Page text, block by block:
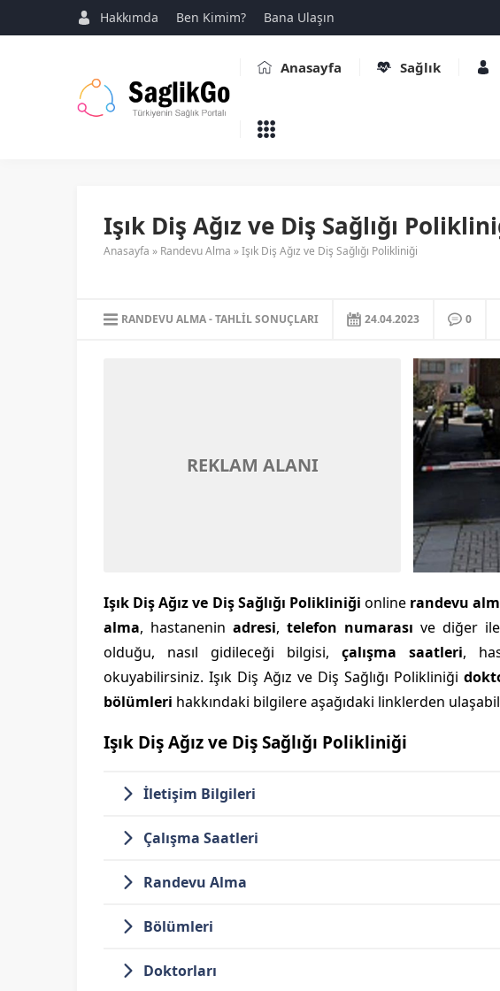
Hakkımda Ben Kimim? Bana Ulaşın
Anasayfa Sağlık
Işık Diş Ağız ve Diş Sağlığı
Anasayfa » Randevu Alma »Işık Diş Ağız ve Diş Sağlığı Polikliniği
RANDEVU ALMA TAHLIL SONUÇLARI 24.04.2023 0
REKLAM ALANI
Işık Diş Ağız ve Diş Sağlığı Polikliniği online randevu
alma, hastanenin adresi, telefon numarası ve diğer
olduğu, nasıl gidileceği bilgisi, çalışma saatleri,
okuyabilirsiniz. Işık Diş Ağız ve Diş Sağlığı Polikliniği
bölümleri hakkındaki bilgilere aşağıdaki linklerden
Işık Diş Ağız ve Diş Sağlığı Polikliniği
İletişim Bilgileri
Çalışma Saatleri
Randevu Alma
Bölümleri
Doktorları